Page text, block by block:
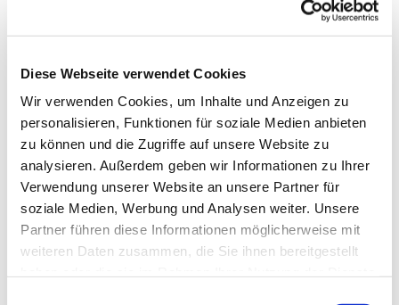
Diese Webseite verwendet Cookies
Wir verwenden Cookies, um Inhalte und Anzeigen zu
personalisieren, Funktionen für soziale Medien anbieten
zu können und die Zugriffe auf unsere Website zu
analysieren. Außerdem geben wir Informationen zu Ihrer
Verwendung unserer Website an unsere Partner für
soziale Medien, Werbung und Analysen weiter. Unsere
Partner führen diese Informationen möglicherweise mit
weiteren Daten zusammen, die Sie ihnen bereitgestellt